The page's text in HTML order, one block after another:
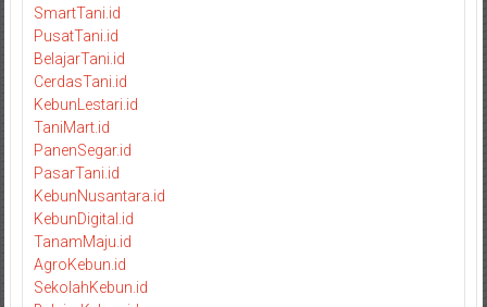
SmartTani.id
PusatTani.id
BelajarTani.id
CerdasTani.id
KebunLestari.id
TaniMart.id
PanenSegar.id
PasarTani.id
KebunNusantara.id
KebunDigital.id
TanamMaju.id
AgroKebun.id
SekolahKebun.id